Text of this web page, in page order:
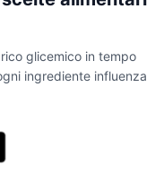
glicemico in tempo
ingrediente influenza